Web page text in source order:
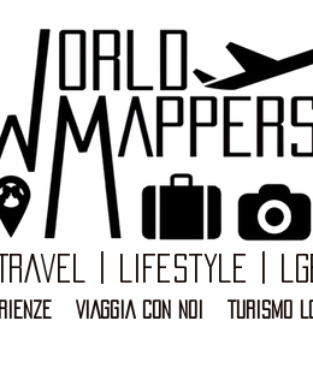
Travel | Lifestyle |
VIAGGIA CON NOI TURISMO